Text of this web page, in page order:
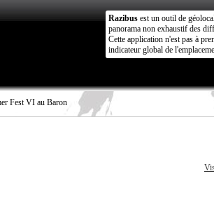
Razibus est un outil de
panorama non exhaustif des
Cette application n'est pas à
indicateur global de
Fest VI au Baron